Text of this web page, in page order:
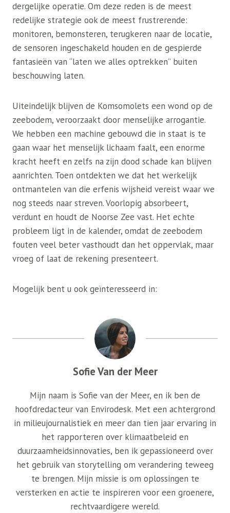
dergelijke operatie. Om deze reden is de meest
redelijke strategie ook de meest frustrerende:
monitoren, bemonsteren, terugkeren naar de locatie,
de sensoren ingeschakeld houden en de gespierde
fantasieën van “laten we alles optrekken” buiten
beschouwing laten.
Uiteindelijk blijven de Komsomolets een wond op de
zeebodem, veroorzaakt door menselijke arrogantie.
We hebben een machine gebouwd die in staat is te
gaan waar het menselijk lichaam faalt, een enorme
kracht heeft en zelfs na zijn dood schade kan blijven
aanrichten. Toen ontdekten we dat het werkelijk
ontmantelen van die erfenis wijsheid vereist waar we
nog steeds naar streven. Voorlopig absorbeert,
verdunt en houdt de Noorse Zee vast. Het echte
probleem ligt in de kalender, omdat de zeebodem
fouten veel beter vasthoudt dan het oppervlak, maar
vroeg of laat de rekening presenteert.
Mogelijk bent u ook geïnteresseerd in:
Sofie Van der Meer
Mijn naam is Sofie van der Meer, en ik ben de
hoofdredacteur van Envirodesk. Met een achtergrond
in milieujournalistiek en meer dan tien jaar ervaring in
het rapporteren over klimaatbeleid en
duurzaamheidsinnovaties, ben ik gepassioneerd over
het gebruik van storytelling om verandering teweeg
te brengen. Mijn missie is om oplossingen te
versterken en actie te inspireren voor een groenere,
rechtvaardigere wereld.